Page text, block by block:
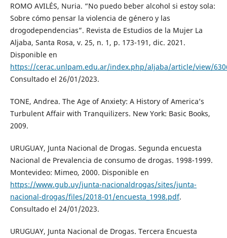
ROMO AVILÉS, Nuria. “No puedo beber alcohol si estoy sola:
Sobre cómo pensar la violencia de género y las
drogodependencias”. Revista de Estudios de la Mujer La
Aljaba, Santa Rosa, v. 25, n. 1, p. 173-191, dic. 2021.
Disponible en
https://cerac.unlpam.edu.ar/index.php/aljaba/article/view/
Consultado el 26/01/2023.
TONE, Andrea. The Age of Anxiety: A History of America’s
Turbulent Affair with Tranquilizers. New York: Basic Books,
2009.
URUGUAY, Junta Nacional de Drogas. Segunda encuesta
Nacional de Prevalencia de consumo de drogas. 1998-1999.
Montevideo: Mimeo, 2000. Disponible en
https://www.gub.uy/junta-nacionaldrogas/sites/junta-
nacional-drogas/files/2018-01/encuesta_1998.pdf.
Consultado el 24/01/2023.
URUGUAY, Junta Nacional de Drogas. Tercera Encuesta